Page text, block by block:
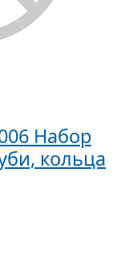
Набор
кольца